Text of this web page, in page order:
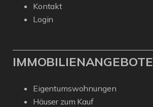
Kontakt
Login
IMMOBILIENANGEBOTE
Eigentumswohnungen
Häuser zum Kauf